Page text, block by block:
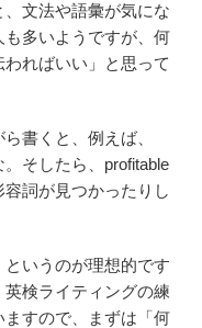
文法や語彙が気にな
も多いようですが、何
ればいい」と思って
書くと、例えば、
。そしたら、profitable
詞が見つかったりし
いうのが理想的です
検ライティングの練
すので、まずは「何